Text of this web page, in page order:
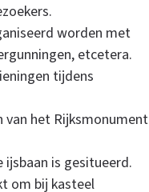
worden met
etcetera.
tijdens
het Rijksmonument
ijsbaan is gesitueerd.
om bij kasteel